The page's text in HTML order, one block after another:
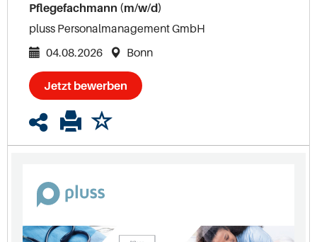
Pflegefachmann (m/w/d)
pluss Personalmanagement GmbH
04.08.2026
Bonn
Jetzt bewerben